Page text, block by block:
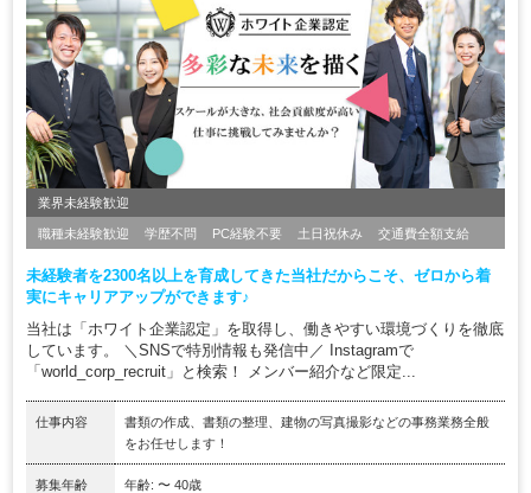
業界未経験歓迎
職種未経験歓迎 学歴不問 PC経験不要 土日祝休み 交通費全額支給
未経験者を2300名以上を育成してきた当社だからこそ、ゼロから着
実にキャリアアップができます♪
当社は「ホワイト企業認定」を取得し、働きやすい環境づくりを徹底
しています。 ＼SNSで特別情報も発信中／ Instagramで
「world_corp_recruit」と検索！ メンバー紹介など限定...
仕事内容
書類の作成、書類の整理、建物の写真撮影などの事務業務全般
をお任せします！
募集年齢 年齢: 〜 40歳